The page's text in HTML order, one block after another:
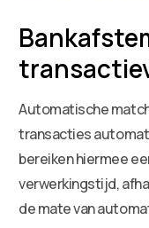
Automatische
transacties
bereiken hiermee
verwerkingstijd,
de mate van